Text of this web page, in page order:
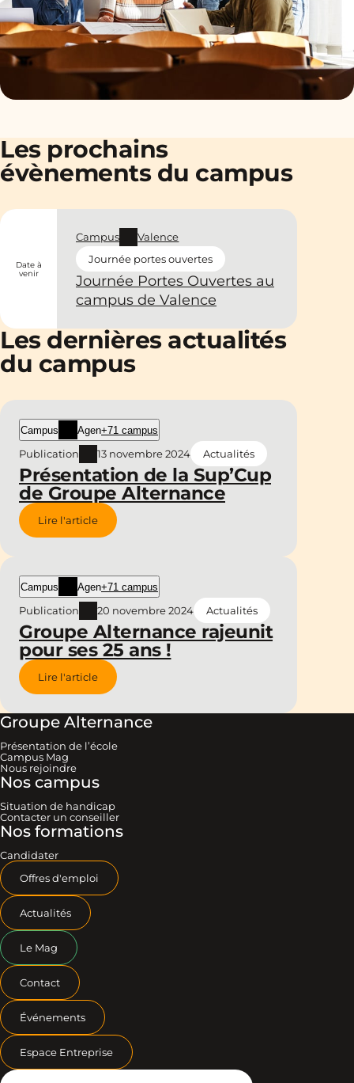
Les prochains
évènements du campus
Journée Portes Ouvertes au
campus de Valence
Campus
Valence
Journée portes ouvertes
Date à
venir
Les dernières actualités
du campus
Présentation de la Sup’Cup
de Groupe Alternance
Campus Agen+71 campus
Publication 13 novembre 2024 Actualités
Lire l'article
Groupe Alternance rajeunit
pour ses 25 ans !
Campus Agen+71 campus
Publication 20 novembre 2024 Actualités
Lire l'article
Groupe Alternance
Présentation de l’école
Campus Mag
Nous rejoindre
Nos campus
Situation de handicap
Contacter un conseiller
Nos formations
Candidater
Offres d'emploi
Actualités
Le Mag
Contact
Événements
Espace Entreprise